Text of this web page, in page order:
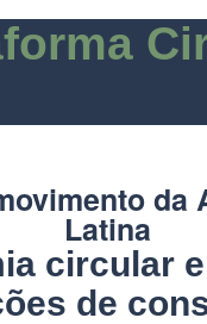
da
Latina
circular
de